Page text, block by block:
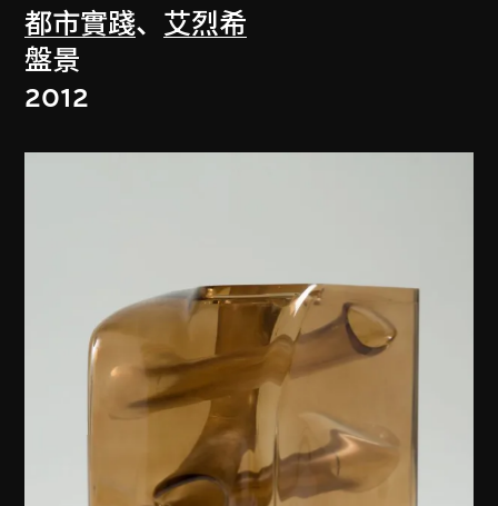
都市實踐、 艾烈希
盤景
2012